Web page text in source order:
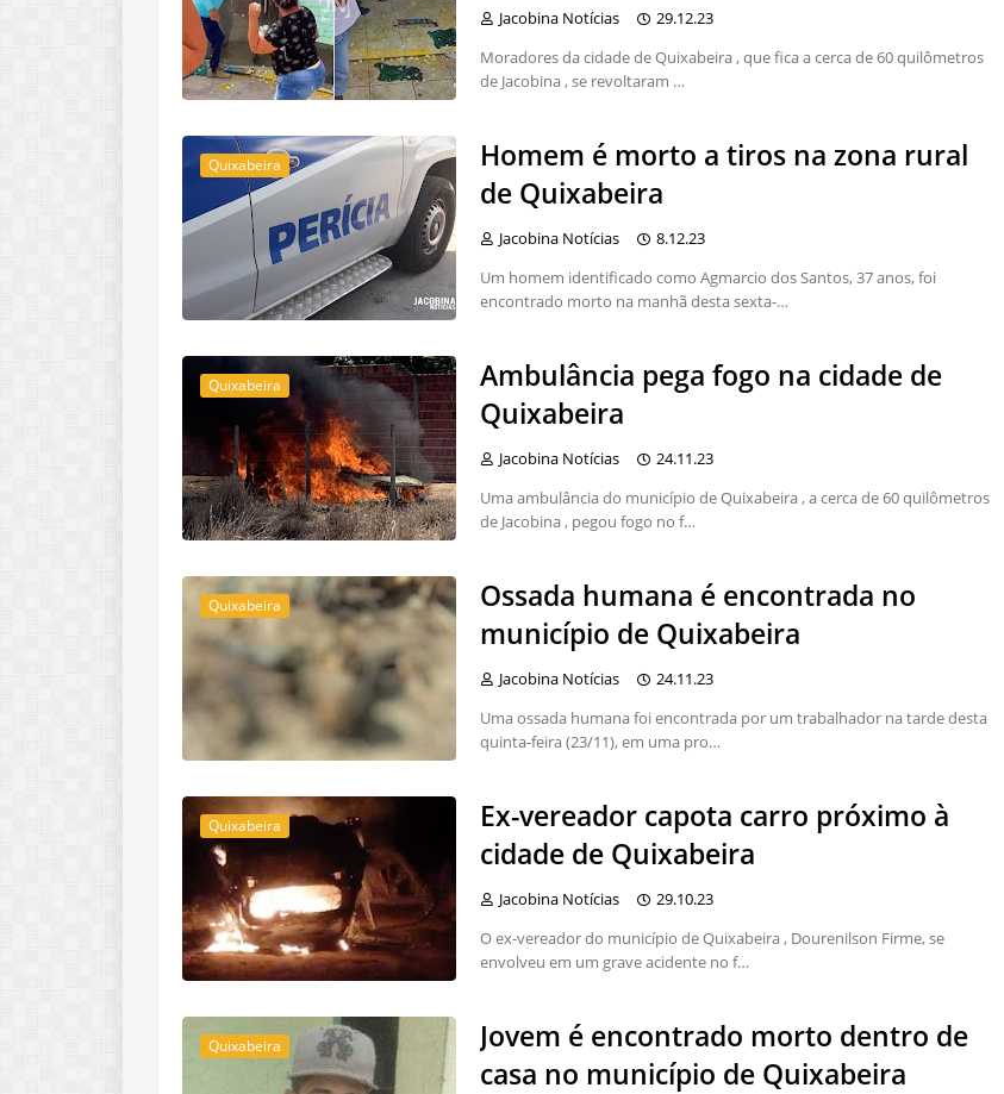
Jacobina Notícias
29.12.23
Moradores da cidade de Quixabeira , que fica a cerca de 60 quilômetros
de Jacobina , se revoltaram …
Quixabeira
Homem é morto a tiros na zona rural
de Quixabeira
Jacobina Notícias
8.12.23
Um homem identificado como Agmarcio dos Santos, 37 anos, foi
encontrado morto na manhã desta sexta-…
Quixabeira
Ambulância pega fogo na cidade de
Quixabeira
Jacobina Notícias
24.11.23
Uma ambulância do município de Quixabeira , a cerca de 60 quilômetros
de Jacobina , pegou fogo no f…
Quixabeira
Ossada humana é encontrada no
município de Quixabeira
Jacobina Notícias
24.11.23
Uma ossada humana foi encontrada por um trabalhador na tarde desta
quinta-feira (23/11), em uma pro…
Quixabeira
Ex-vereador capota carro próximo à
cidade de Quixabeira
Jacobina Notícias
29.10.23
O ex-vereador do município de Quixabeira , Dourenilson Firme, se
envolveu em um grave acidente no f…
Quixabeira
Jovem é encontrado morto dentro de
casa no município de Quixabeira